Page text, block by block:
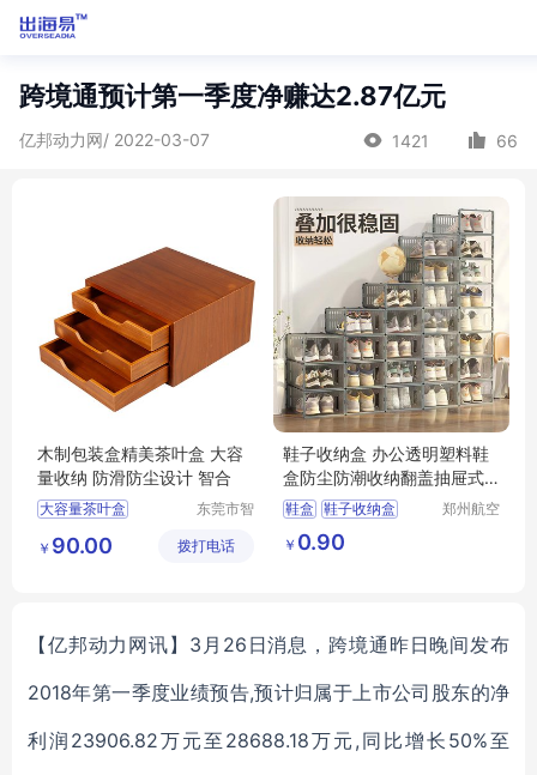
跨境通预计第一季度净赚达2.87亿元
亿邦动力网/ 2022-03-07 1421 66
木制包装盒精美茶叶盒 大容
量收纳 防滑防尘设计 智合
大容量茶叶盒
多功能茶叶盒
东莞市智
限公司
￥ 90.00 拨打电话
鞋子收纳盒 办公透明塑料鞋
盒防尘防潮收纳翻盖抽屉式
简易鞋盒
鞋盒 鞋子收纳盒
办公透明塑料鞋盒
郑州航空
￥ 0.90
【亿邦动力网讯】3月26日消息，跨境通昨日晚间发布
2018年第一季度业绩预告,预计归属于上市公司股东的净
利润23906.82万元至28688.18万元,同比增长50%至